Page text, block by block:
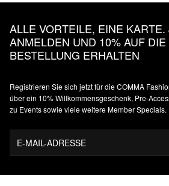
ALLE VORTEILE, EINE KARTE.
ANMELDEN UND 10% AUF DIE
BESTELLUNG ERHALTEN
Registrieren Sie sich jetzt für die COMMA
über ein 10% Willkommensgeschenk, Pre-
zu Events sowie viele weitere Member Specials.
E-MAIL-ADRESSE